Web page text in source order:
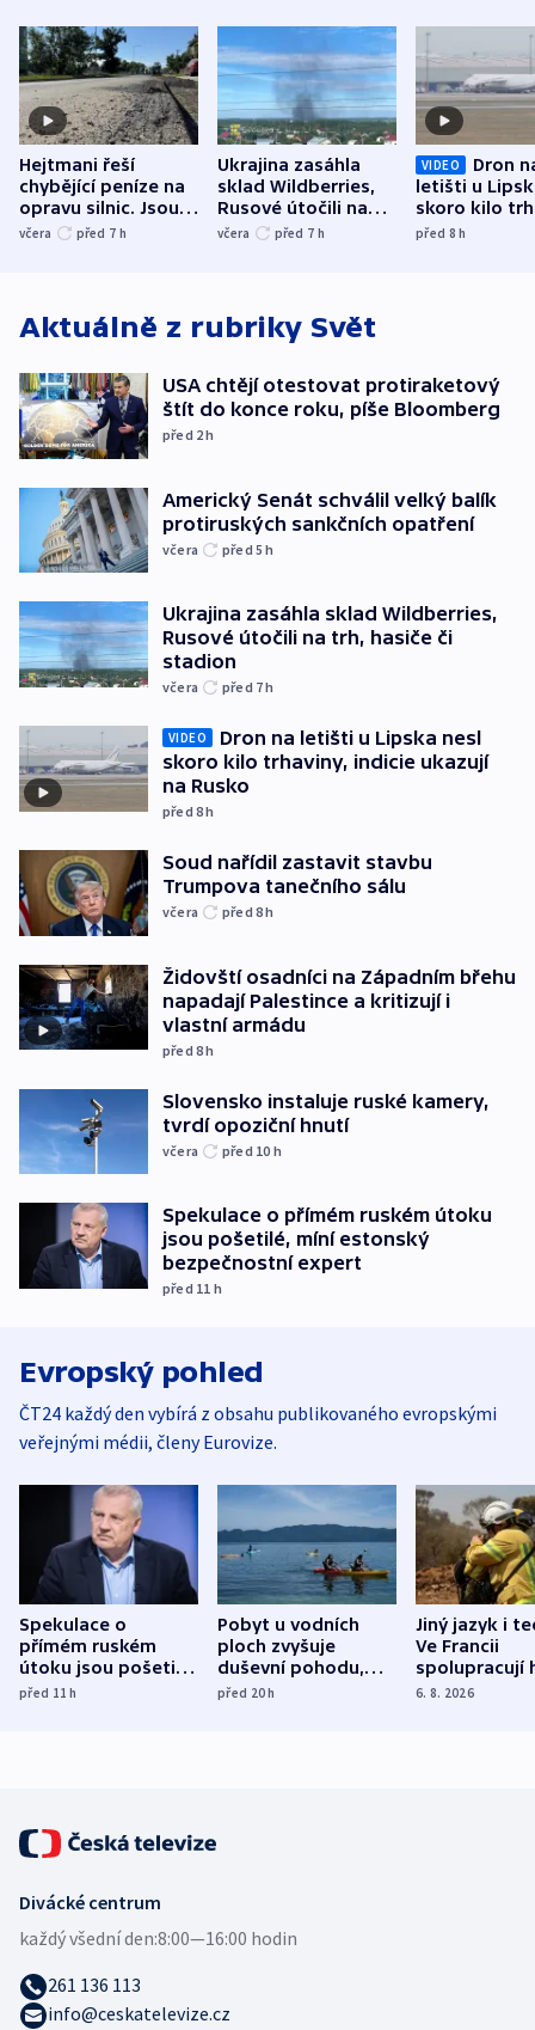
Hejtmani řeší
chybějící peníze na
opravu silnic. Jsou
nenárokové, namítá
včera před 7 h
Ukrajina zasáhla
sklad Wildberries,
Rusové útočili na
trh, hasiče či
včera před 7 h
VIDEO
Dron
letišti u
skoro kilo
indicie
před 8h
Aktuálně z rubriky Svět
USA chtějí otestovat protiraketový
štít do konce roku, píše Bloomberg
před 2h
Americký Senát schválil velký balík
protiruských sankčních opatření
včera před 5h
Ukrajina zasáhla sklad Wildberries,
Rusové útočili na trh, hasiče či
stadion
včera před 7h
VIDEO
Dron na letišti u Lipska nesl
skoro kilo trhaviny, indicie ukazují
na Rusko
před 8h
Soud nařídil zastavit stavbu
Trumpova tanečního sálu
včera před 8h
Židovští osadníci na Západním břehu
napadají Palestince a kritizují i
vlastní armádu
před 8h
Slovensko instaluje ruské kamery,
tvrdí opoziční hnutí
včera před 10 h
Spekulace o přímém ruském útoku
jsou pošetilé, míní estonský
bezpečnostní expert
před 11 h
Evropský pohled
ČT24 každý den vybírá z obsahu publikovaného evropskými
veřejnými médii, členy Eurovize.
Spekulace o
přímém ruském
útoku jsou pošetilé,
míní estonský
před 11h
Pobyt u vodních
ploch zvyšuje
duševní pohodu,
ukázala
před 20h
Jiný jazyk i
Ve Francii
spolupracují
různých zemí
6. 8. 2026
Divácké centrum
každý všední den:8:00—16:00 hodin
261 136 113
info@ceskatelevize.cz